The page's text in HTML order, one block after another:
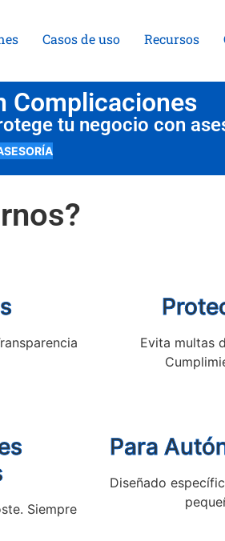
Casos de uso Recursos
Complicaciones
tu negocio con
Evita multas
Siempre
Para
Diseñado